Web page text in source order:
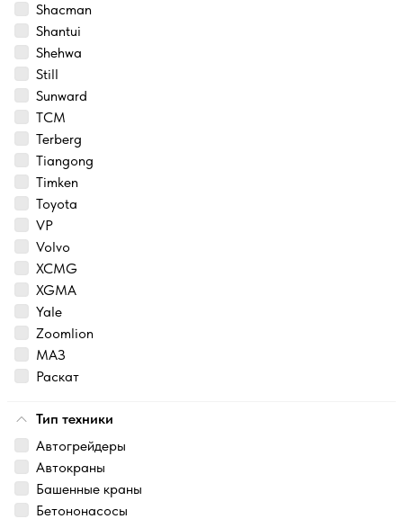
Shacman
Shantui
Shehwa
Still
Sunward
TCM
Terberg
Tiangong
Timken
Toyota
VP
Volvo
XCMG
XGMA
Yale
Zoomlion
МАЗ
Раскат
Тип техники
Автогрейдеры
Автокраны
Башенные краны
Бетононасосы